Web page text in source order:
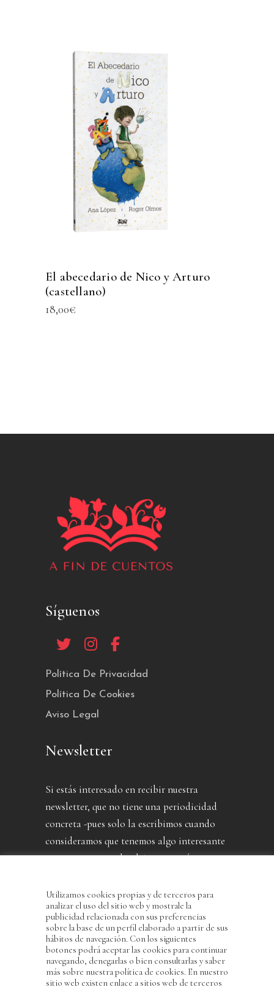
El abecedario de Nico y Arturo
(castellano)
18,00€
Síguenos
Política De Privacidad
Política De Cookies
Aviso Legal
Newsletter
Si estás interesado en recibir nuestra
newsletter, que no tiene una periodicidad
concreta -pues solo la escribimos cuando
consideramos que tenemos algo interesante
que contarte- puedes dejarnos aquí tu
Utilizamos cookies propias y de terceros para
analizar el uso del sitio web y mostrale la
publicidad relacionada con sus preferencias
sobre la base de un perfil elaborado a partir de sus
hábitos de navegación. Con los siguientes
botones podrá aceptar las cookies para continuar
navegando, denegarlas o bien consultarlas y saber
más sobre nuestra política de cookies. En nuestro
sitio web existen enlace a sitios web de terceros